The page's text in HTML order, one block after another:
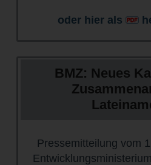
oder hier als
BMZ: Neues
Pressemitteilung vom